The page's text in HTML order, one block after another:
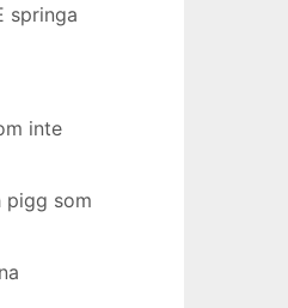
springa
inte
pigg som